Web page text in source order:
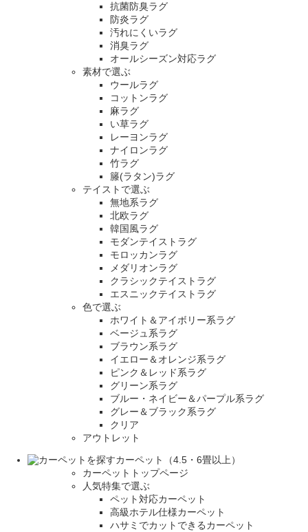
抗菌防臭ラグ
防炎ラグ
汚れにくいラグ
消臭ラグ
オールシーズン対応ラグ
素材で選ぶ
ウールラグ
コットンラグ
麻ラグ
い草ラグ
レーヨンラグ
ナイロンラグ
竹ラグ
籐(ラタン)ラグ
テイストで選ぶ
無地系ラグ
北欧ラグ
韓国風ラグ
モダンテイストラグ
モロッカンラグ
メダリオンラグ
クラシックテイストラグ
エスニックテイストラグ
色で選ぶ
ホワイト＆アイボリー系ラグ
ベージュ系ラグ
ブラウン系ラグ
イエロー＆オレンジ系ラグ
ピンク＆レッド系ラグ
グリーン系ラグ
ブルー・ネイビー＆パープル系ラグ
グレー＆ブラック系ラグ
クリア
アウトレット
カーペット（4.5・6畳以上）
カーペットトップページ
人気特集で選ぶ
ペット対応カーペット
高級ホテル仕様カーペット
ハサミでカットできるカーペット